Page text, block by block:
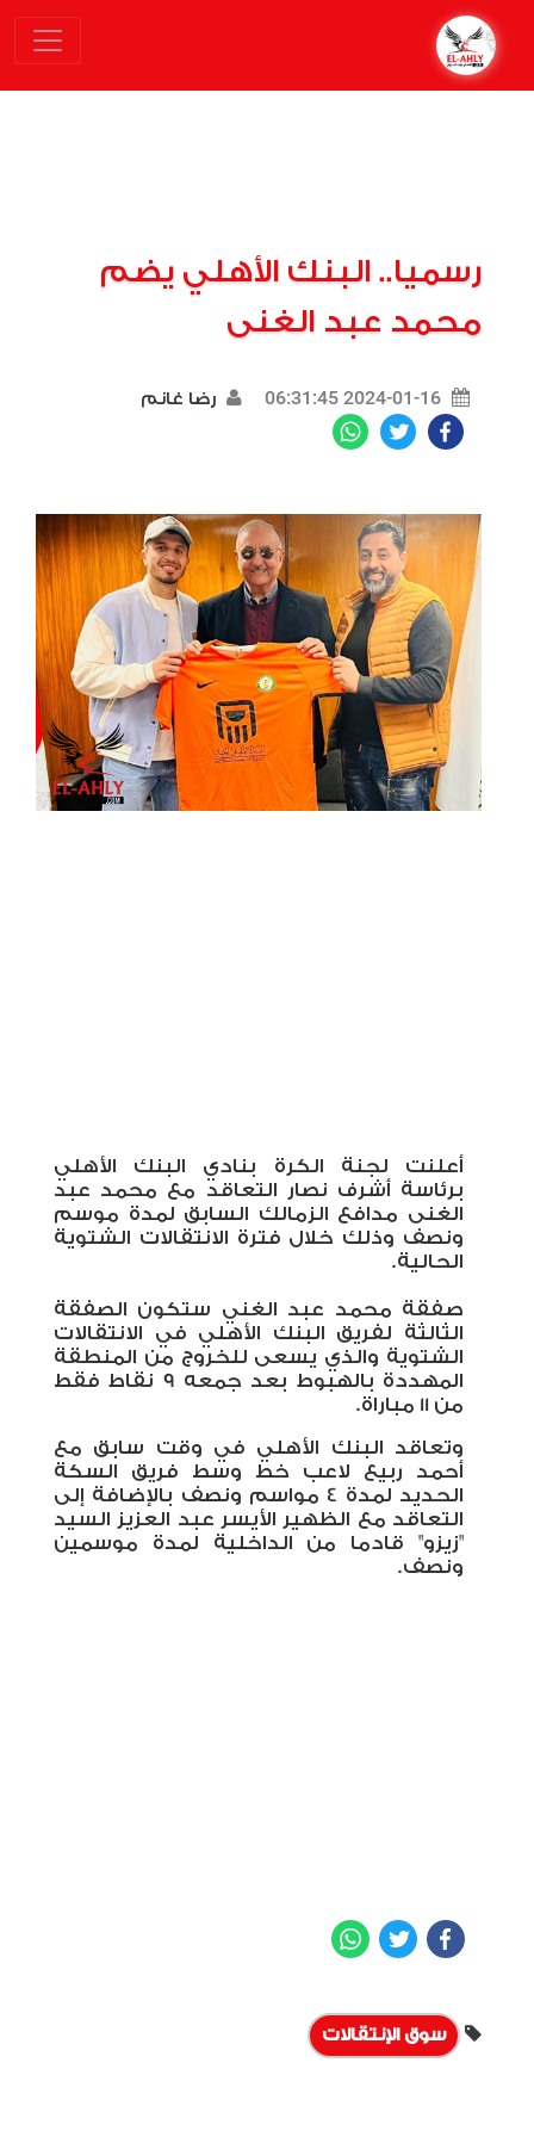
رسميا.. البنك الأهلي يضم
محمد عبد الغنى
2024-01-16 06:31:45 رضا غانم
Facebook
Twitter
أعلنت لجنة الكرة بنادي البنك
الأهلي
برئاسة
أشرف نصار التعاقد مع محمد عبد
الغنى مدافع الزمالك السابق لمدة موسم
ونصف وذلك خلال فترة الانتقالات الشتوية
الحالية.
صفقة محمد عبد الغني ستكون الصفقة
الثالثة لفريق البنك الأهلي في الانتقالات
الشتوية والذي يسعى للخروج من المنطقة
المهددة بالهبوط بعد جمعه 9 نقاط فقط
من 11 مباراة.
وتعاقد البنك الأهلي في وقت سابق مع
أحمد ربيع لاعب خط وسط فريق السكة
الحديد لمدة 4 مواسم ونصف بالإضافة إلى
التعاقد مع الظهير الأيسر عبد العزيز السيد
"زيزو" قادما من الداخلية لمدة موسمين
ونصف.
Facebook
Twitter
سوق الإنتقالات